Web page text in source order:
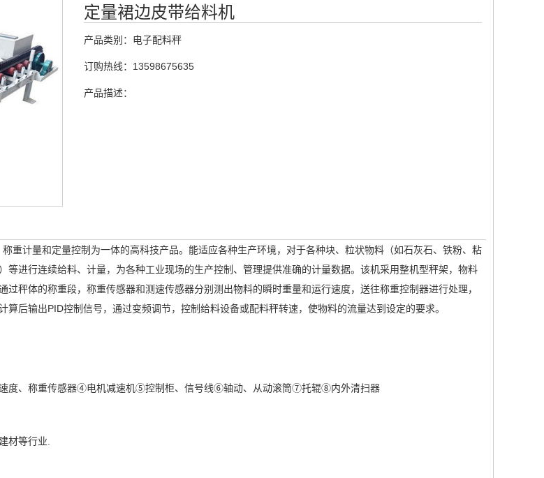
定量裙边皮带给料机
产品类别： 电子配料秤
订购热线： 13598675635
产品描述：
重计量和定量控制为一体的高科技产品。能适应各种生产环境，对于各种块、粒状物料（如石灰石、铁粉、粘
等进行连续给料、计量，为各种工业现场的生产控制、管理提供准确的计量数据。该机采用整机型秤架，物料
过秤体的称重段，称重传感器和测速传感器分别测出物料的瞬时重量和运行速度，送往称重控制器进行处理，
算后输出PID控制信号，通过变频调节，控制给料设备或配料秤转速，使物料的流量达到设定的要求。
度、称重传感器④电机减速机⑤控制柜、信号线⑥轴动、从动滚筒⑦托辊⑧内外清扫器
材等行业.